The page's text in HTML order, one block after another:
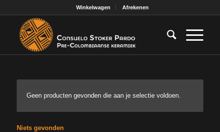
Winkelwagen Afrekenen
Geen producten gevonden die aan je selectie voldoen.
Niets gevonden